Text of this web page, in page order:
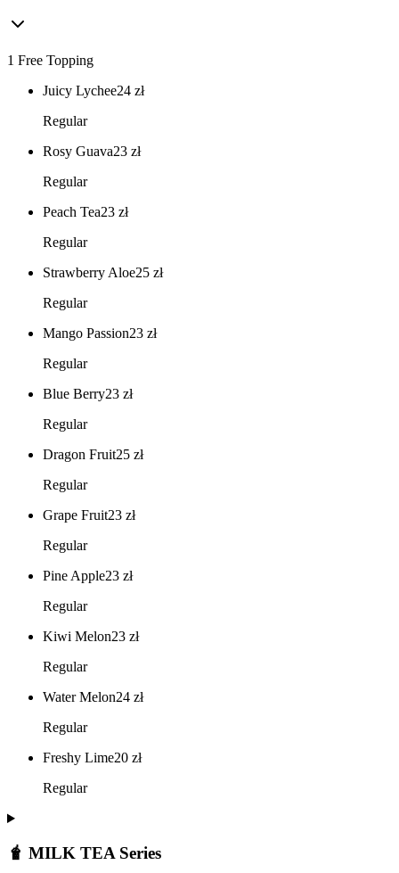
1 Free Topping
Juicy Lychee24 zł
Regular
Rosy Guava23 zł
Regular
Peach Tea23 zł
Regular
Strawberry Aloe25 zł
Regular
Mango Passion23 zł
Regular
Blue Berry23 zł
Regular
Dragon Fruit25 zł
Regular
Grape Fruit23 zł
Regular
Pine Apple23 zł
Regular
Kiwi Melon23 zł
Regular
Water Melon24 zł
Regular
Freshy Lime20 zł
Regular
🧋 MILK TEA Series